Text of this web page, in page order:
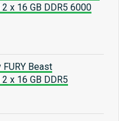
x 16 GB DDR5 6000
Beast
x 16 GB DDR5